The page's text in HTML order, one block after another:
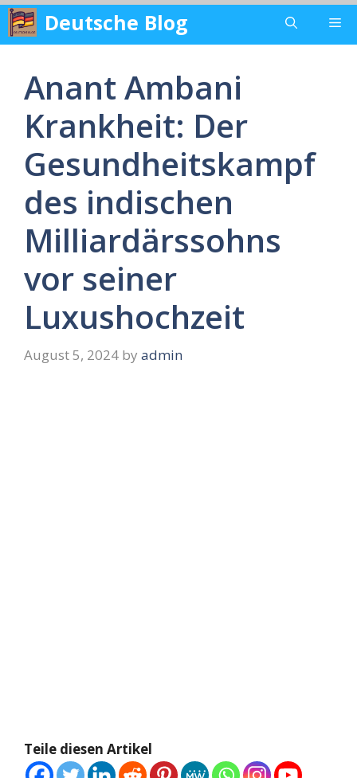
Skip
content
Deutsche Blog
Anant Ambani
Krankheit: Der
Gesundheitskampf
des indischen
Milliardärssohns
vor seiner
Luxushochzeit
August 5, 2024 by admin
Teile diesen Artikel